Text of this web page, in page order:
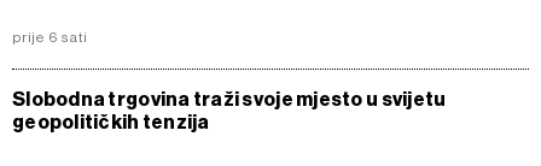
prije 6 sati
Slobodna trgovina traži svoje mjesto u svijetu
geopolitičkih tenzija